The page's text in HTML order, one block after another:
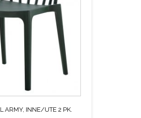
ARMY, INNE/UTE 2 PK.